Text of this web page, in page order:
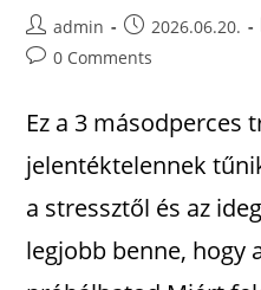
admin 2026.06.20.
0 Comments
Ez a 3 másodperces
jelentéktelennek
a stressztől és az
legjobb benne, hogy